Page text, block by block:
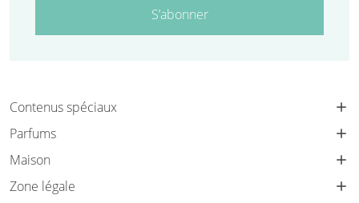
S’abonner
Contenus spéciaux
Parfums
Maison
Zone légale